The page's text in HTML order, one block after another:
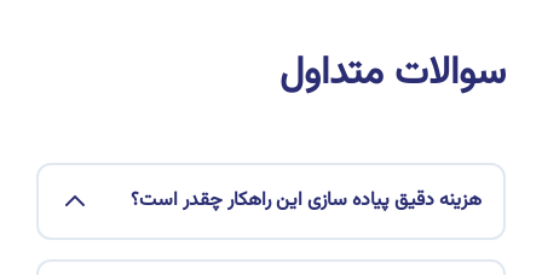
سوالات متداول
هزینه دقیق پیاده سازی این راهکار چقدر است؟